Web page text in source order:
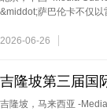
&middot;萨巴伦卡不仅以
2026-06-26
吉隆坡第三届国
吉隆坡，马来西亚 -